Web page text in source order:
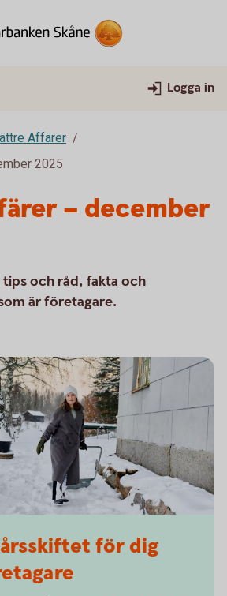
Logga in
Affärer
2025
– december
och råd, fakta och
är företagare.
för dig